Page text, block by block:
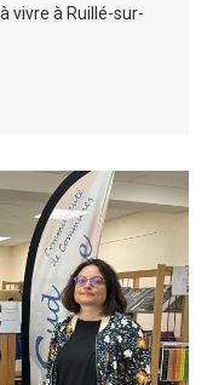
vivre à Ruillé-sur-